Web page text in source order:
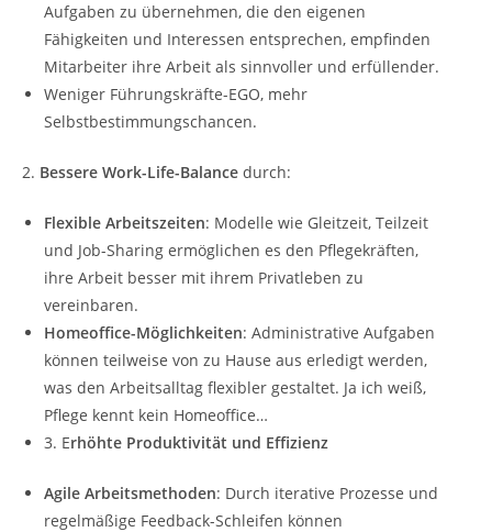
Aufgaben zu übernehmen, die den eigenen
Fähigkeiten und Interessen entsprechen, empfinden
Mitarbeiter ihre Arbeit als sinnvoller und erfüllender.
Weniger Führungskräfte-EGO, mehr
Selbstbestimmungschancen.
2. Bessere Work-Life-Balance durch:
Flexible Arbeitszeiten: Modelle wie Gleitzeit, Teilzeit
und Job-Sharing ermöglichen es den Pflegekräften,
ihre Arbeit besser mit ihrem Privatleben zu
vereinbaren.
Homeoffice-Möglichkeiten: Administrative Aufgaben
können teilweise von zu Hause aus erledigt werden,
was den Arbeitsalltag flexibler gestaltet. Ja ich weiß,
Pflege kennt kein Homeoffice…
3. Erhöhte Produktivität und Effizienz
Agile Arbeitsmethoden: Durch iterative Prozesse und
regelmäßige Feedback-Schleifen können